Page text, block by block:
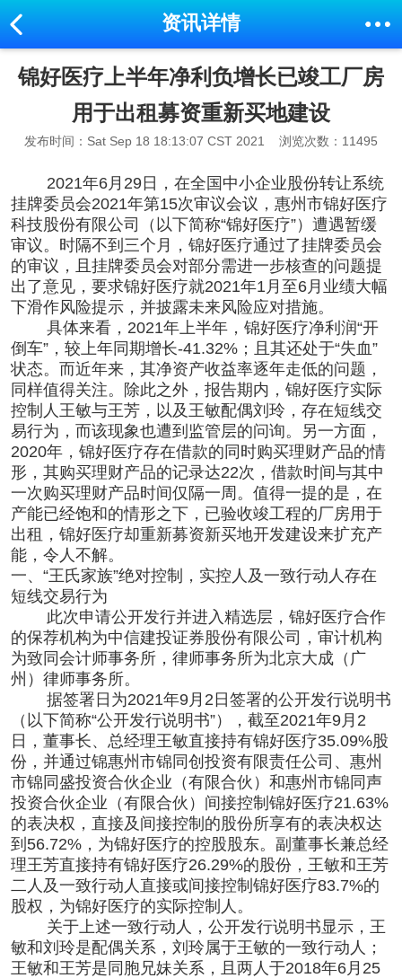
资讯详情
锦好医疗上半年净利负增长已竣工厂房
用于出租募资重新买地建设
发布时间：Sat Sep 18 18:13:07 CST 2021 浏览次数：11495
2021年6月29日，在全国中小企业股份转让系统
挂牌委员会2021年第15次审议会议，惠州市锦好医疗
科技股份有限公司（以下简称“锦好医疗”）遭遇暂缓
审议。时隔不到三个月，锦好医疗通过了挂牌委员会
的审议，且挂牌委员会对部分需进一步核查的问题提
出了意见，要求锦好医疗就2021年1月至6月业绩大幅
下滑作风险提示，并披露未来风险应对措施。
具体来看，2021年上半年，锦好医疗净利润“开
倒车”，较上年同期增长-41.32%；且其还处于“失血”
状态。而近年来，其净资产收益率逐年走低的问题，
同样值得关注。除此之外，报告期内，锦好医疗实际
控制人王敏与王芳，以及王敏配偶刘玲，存在短线交
易行为，而该现象也遭到监管层的问询。另一方面，
2020年，锦好医疗存在借款的同时购买理财产品的情
形，其购买理财产品的记录达22次，借款时间与其中
一次购买理财产品时间仅隔一周。值得一提的是，在
产能已经饱和的情形之下，已验收竣工程的厂房用于
出租，锦好医疗却重新募资新买地开发建设来扩充产
能，令人不解。
一、“王氏家族”绝对控制，实控人及一致行动人存在
短线交易行为
此次申请公开发行并进入精选层，锦好医疗合作
的保荐机构为中信建投证券股份有限公司，审计机构
为致同会计师事务所，律师事务所为北京大成（广
州）律师事务所。
据签署日为2021年9月2日签署的公开发行说明书
（以下简称“公开发行说明书”），截至2021年9月2
日，董事长、总经理王敏直接持有锦好医疗35.09%股
份，并通过锦惠州市锦同创投资有限责任公司、惠州
市锦同盛投资合伙企业（有限合伙）和惠州市锦同声
投资合伙企业（有限合伙）间接控制锦好医疗21.63%
的表决权，直接及间接控制的股份所享有的表决权达
到56.72%，为锦好医疗的控股股东。副董事长兼总经
理王芳直接持有锦好医疗26.29%的股份，王敏和王芳
二人及一致行动人直接或间接控制锦好医疗83.7%的
股权，为锦好医疗的实际控制人。
关于上述一致行动人，公开发行说明书显示，王
敏和刘玲是配偶关系，刘玲属于王敏的一致行动人；
王敏和王芳是同胞兄妹关系，且两人于2018年6月25